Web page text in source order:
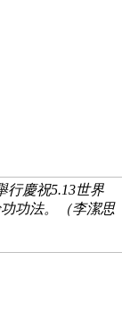
行慶祝5.13世界
功法。（李潔思